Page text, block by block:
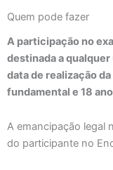
Quem pode fazer
A participação no
destinada a qualquer
data de realização
fundamental e 18
A emancipação legal
do participante no